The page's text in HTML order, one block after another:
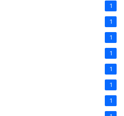
1
1
1
1
1
1
1